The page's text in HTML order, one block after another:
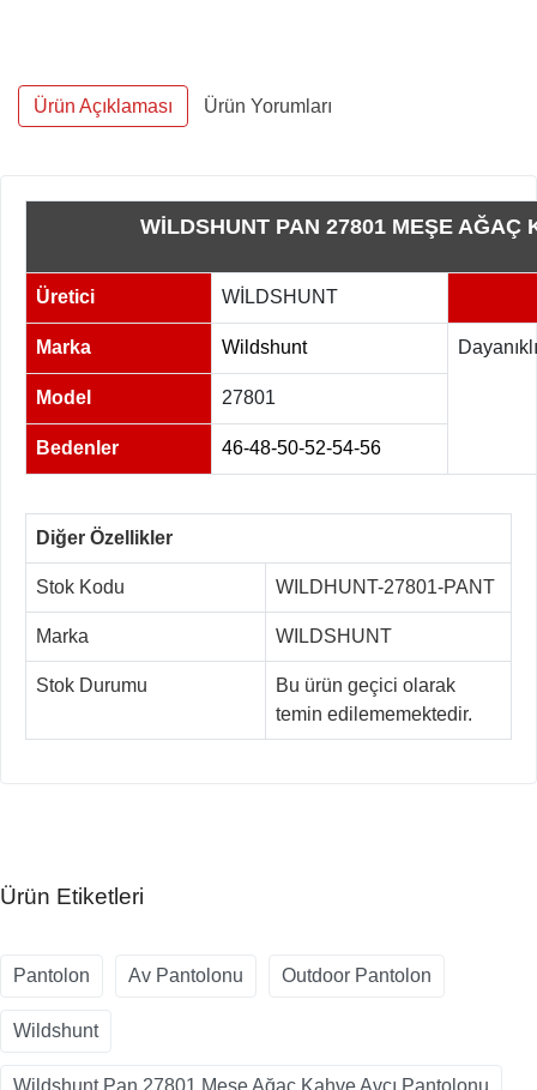
Ürün Açıklaması Ürün Yorumları
WİLDSHUNT PAN 27801 MEŞE AĞAÇ
Üretici WİLDSHUNT
Marka Wildshunt
Model 27801
Bedenler 46-48-50-52-54-56
Diğer Özellikler
Stok Kodu WILDHUNT-27801-PANT
Marka WILDSHUNT
Stok Durumu
Bu ürün geçici olarak
temin edilememektedir.
Ürün Etiketleri
Pantolon Av Pantolonu Outdoor Pantolon
Wildshunt